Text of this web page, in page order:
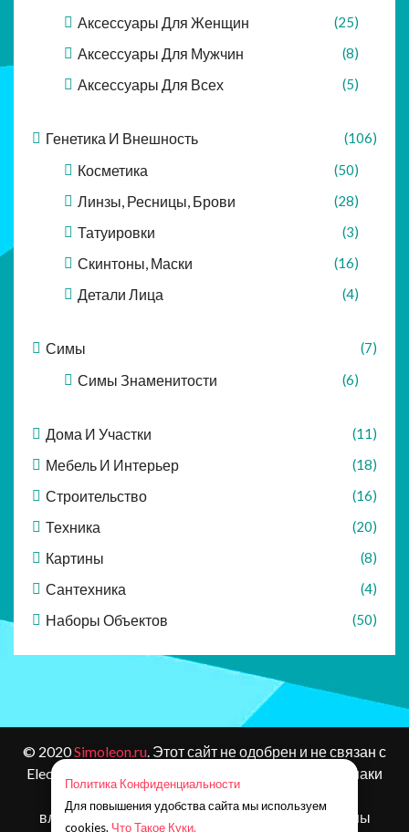
Аксессуары Для Женщин (25)
Аксессуары Для Мужчин (8)
Аксессуары Для Всех (5)
Генетика И Внешность (106)
Косметика (50)
Линзы, Ресницы, Брови (28)
Татуировки (3)
Скинтоны, Маски (16)
Детали Лица (4)
Симы (7)
Симы Знаменитости (6)
Дома И Участки (11)
Мебель И Интерьер (18)
Строительство (16)
Техника (20)
Картины (8)
Сантехника (4)
Наборы Объектов (50)
© 2020Simoleon.ru. Этот сайт не одобрен и не связан с
Electronic Arts или ее лицензиарами. Товарные знаки
являются собственностью соответствующих
владельцев. Контент и материалы игр защищены
Политика Конфиденциальности
Для повышения удобства сайта мы используем
cookies. Что Такое Куки.